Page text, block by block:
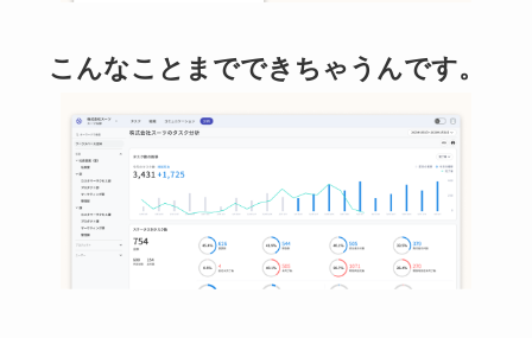
こんなことまでできちゃうんです。